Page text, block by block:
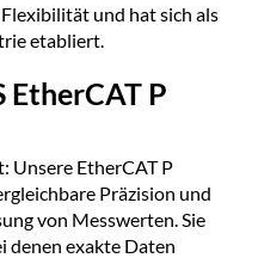
und hat sich als
etabliert.
EtherCAT P
Unsere EtherCAT P
Präzision und
von Messwerten. Sie
denen exakte Daten